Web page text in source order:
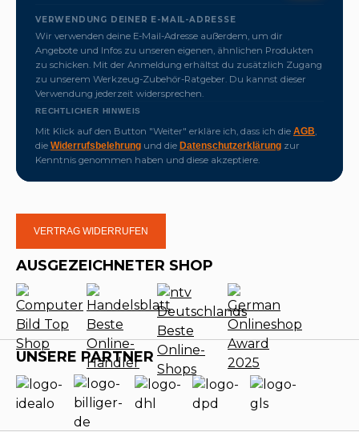
VERWENDUNG DEINER E-MAIL-ADRESSE
Wir verwenden deine E-Mail-Adresse außerdem, um dir
Angebote und Infos zu unseren eigenen, ähnlichen Produkten
zu schicken. Mit der Anmeldung erhältst du zusätzlich Zugang
zu unserem Werkzeug-Zubehör-Ratgeber. Du kannst dieser
Verwendung jederzeit widersprechen.
RECHTLICHER HINWEIS
Mit Klick auf den Button "Weiter" erkläre ich, dass ich die AGB
die Widerrufsbelehrung und die Datenschutzerklärung zur
Kenntnis genommen haben und diese akzeptiere.
VERTRAG WIDERRUFEN
AUSGEZEICHNETER SHOP
UNSERE PARTNER